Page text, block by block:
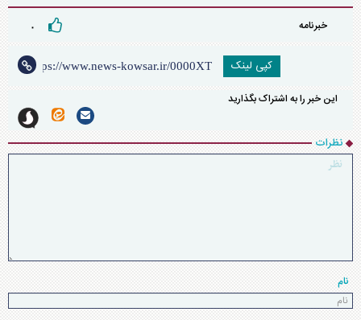
خبرنامه ۰
کپی لینک
این خبر را به اشتراک بگذارید
نظرات
نام